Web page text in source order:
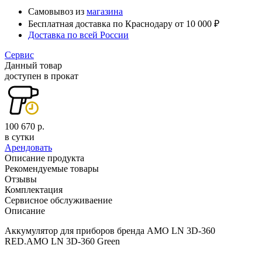
Самовывоз из магазина
Бесплатная доставка по Краснодару от 10 000 ₽
Доставка по всей России
Сервис
Данный товар
доступен в прокат
100 670 р.
в сутки
Арендовать
Описание продукта
Рекомендуемые товары
Отзывы
Комплектация
Сервисное обслуживаение
Описание
Аккумулятор для приборов бренда AMO LN 3D-360
RED.AMO LN 3D-360 Green